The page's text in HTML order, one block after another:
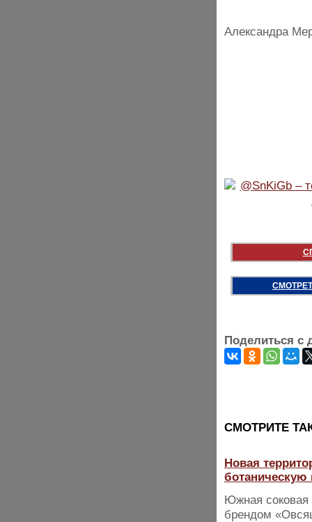
Александра
Поделиться с
CМОТРИТЕ
Новая
ботаническую
Южная соковая
брендом